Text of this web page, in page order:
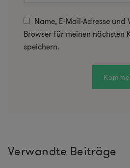
Name, E-Mail-Adresse und
Browser für meinen nächsten
speichern.
Verwandte Beiträge